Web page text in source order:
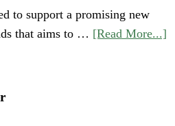
to support a promising new
that aims to … [Read More...]